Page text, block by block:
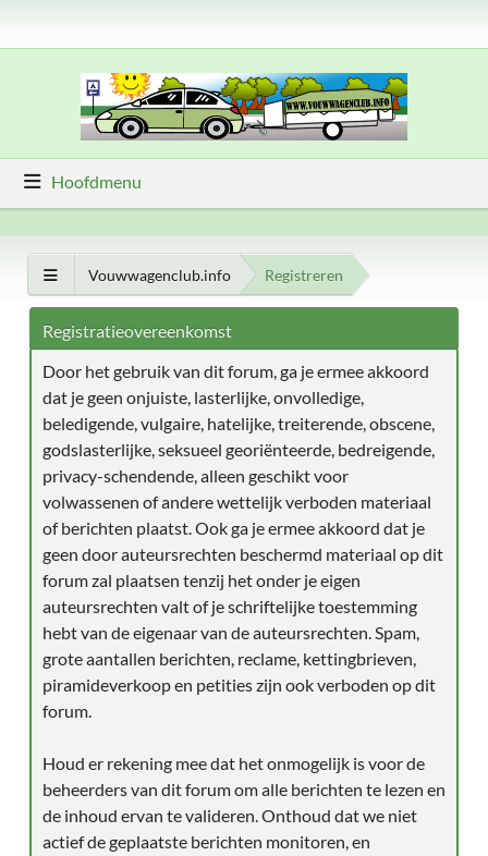
Hoofdmenu
Vouwwagenclub.info Registreren
Registratieovereenkomst
Door het gebruik van dit forum, ga je ermee akkoord
dat je geen onjuiste, lasterlijke, onvolledige,
beledigende, vulgaire, hatelijke, treiterende, obscene,
godslasterlijke, seksueel georiënteerde, bedreigende,
privacy-schendende, alleen geschikt voor
volwassenen of andere wettelijk verboden materiaal
of berichten plaatst. Ook ga je ermee akkoord dat je
geen door auteursrechten beschermd materiaal op dit
forum zal plaatsen tenzij het onder je eigen
auteursrechten valt of je schriftelijke toestemming
hebt van de eigenaar van de auteursrechten. Spam,
grote aantallen berichten, reclame, kettingbrieven,
piramideverkoop en petities zijn ook verboden op dit
forum.
Houd er rekening mee dat het onmogelijk is voor de
beheerders van dit forum om alle berichten te lezen en
de inhoud ervan te valideren. Onthoud dat we niet
actief de geplaatste berichten monitoren, en